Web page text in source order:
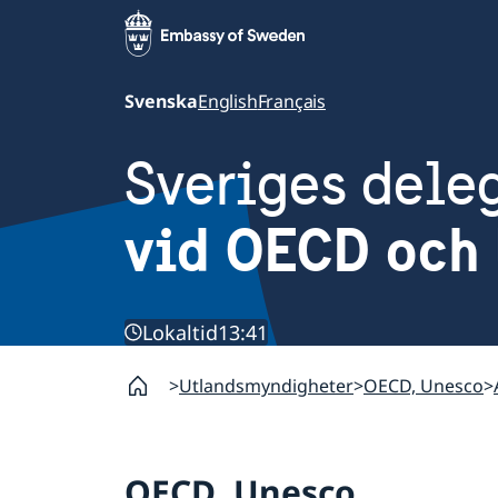
SvenskaEnglishFrançais
Sveriges
vid OECD
Lokaltid13:41
Utlandsmyndigheter OECD, Unesco